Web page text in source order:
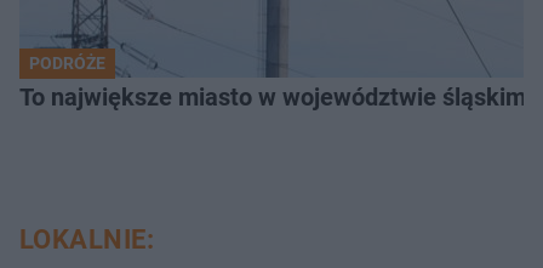
PODRÓŻE
To największe miasto w województwie
LOKALNIE: